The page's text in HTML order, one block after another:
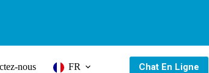
nous FR Chat En Ligne